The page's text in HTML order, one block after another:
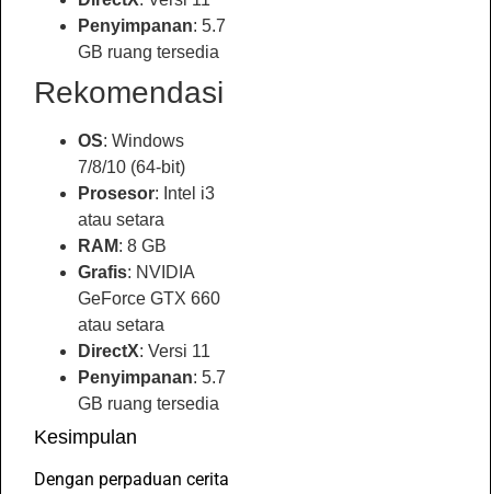
Penyimpanan: 5.7
GB ruang tersedia
Rekomendasi
OS: Windows
7/8/10 (64-bit)
Prosesor: Intel i3
atau setara
RAM: 8 GB
Grafis: NVIDIA
GeForce GTX 660
atau setara
DirectX: Versi 11
Penyimpanan: 5.7
GB ruang tersedia
Kesimpulan
Dengan perpaduan cerita